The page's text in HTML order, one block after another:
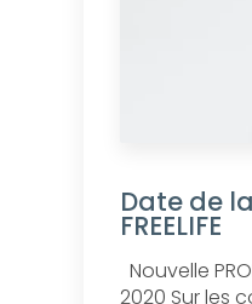
Date de
FREELIFE
Nouvelle
2020 Sur les